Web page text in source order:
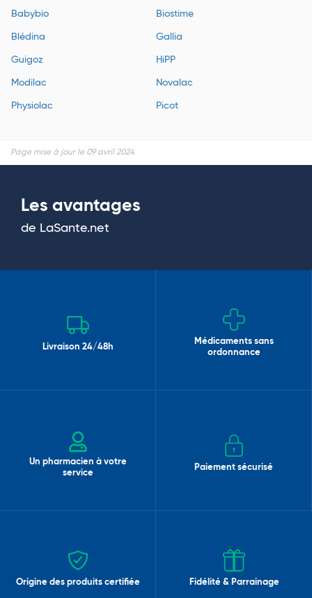
Babybio Biostime
Blédina Gallia
Guigoz HiPP
Modilac Novalac
Physiolac Picot
Page mise à jour le 09 avril 2024
Les avantages
de LaSante.net
Livraison 24/48h
Médicaments sans
ordonnance
Un pharmacien à votre
service
Paiement sécurisé
Origine des produits certifiée Fidélité & Parrainage